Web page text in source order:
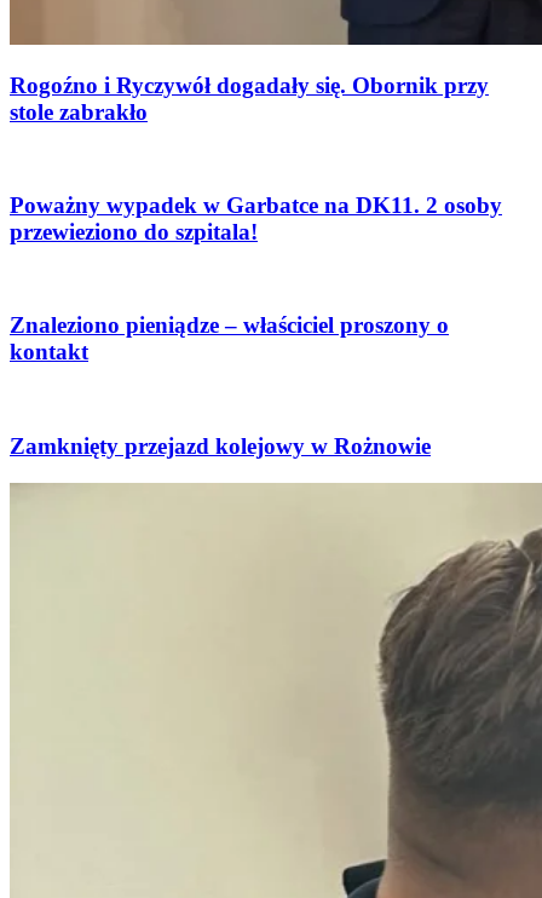
Rogoźno i Ryczywół dogadały się. Obornik przy
stole zabrakło
Poważny wypadek w Garbatce na DK11. 2 osoby
przewieziono do szpitala!
Znaleziono pieniądze – właściciel proszony o
kontakt
Zamknięty przejazd kolejowy w Rożnowie